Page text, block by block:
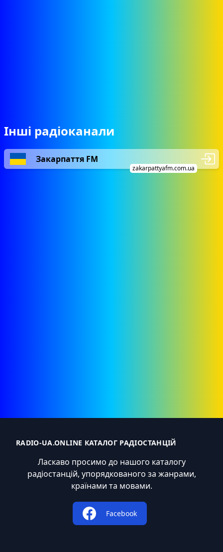
Інші радіоканали
Закарпаття FM
zakarpattyafm.com.ua
RADIO-UA.ONLINE КАТАЛОГ РАДІОСТАНЦІЙ
Ласкаво просимо до нашого каталогу
радіостанцій, упорядкованого за жанрами,
країнами та мовами.
Facebook